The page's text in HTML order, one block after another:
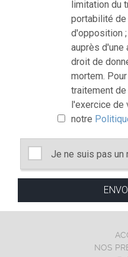
limitation du
portabilité de
d'opposition
auprès d'une
droit de
mortem.
traitement
l'exercice de
notre
Je ne suis pas un
NOS